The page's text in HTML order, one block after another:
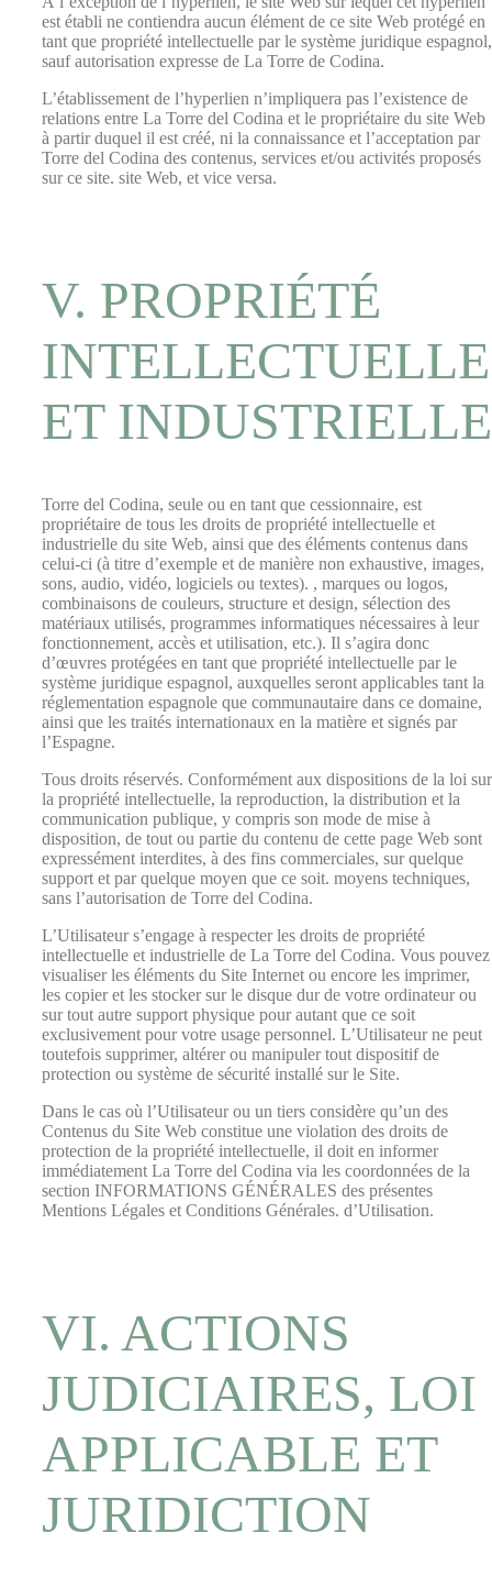
est établi ne contiendra aucun élément de ce site Web protégé en
tant que propriété intellectuelle par le système juridique espagnol,
sauf autorisation expresse de La Torre de Codina.
L’établissement de l’hyperlien n’impliquera pas l’existence de
relations entre La Torre del Codina et le propriétaire du site Web
à partir duquel il est créé, ni la connaissance et l’acceptation par
Torre del Codina des contenus, services et/ou activités proposés
sur ce site. site Web, et vice versa.
V. PROPRIÉTÉ
INTELLECTUELLE
ET INDUSTRIELLE
Torre del Codina, seule ou en tant que cessionnaire, est
propriétaire de tous les droits de propriété intellectuelle et
industrielle du site Web, ainsi que des éléments contenus dans
celui-ci (à titre d’exemple et de manière non exhaustive, images,
sons, audio, vidéo, logiciels ou textes). , marques ou logos,
combinaisons de couleurs, structure et design, sélection des
matériaux utilisés, programmes informatiques nécessaires à leur
fonctionnement, accès et utilisation, etc.). Il s’agira donc
d’œuvres protégées en tant que propriété intellectuelle par le
système juridique espagnol, auxquelles seront applicables tant la
réglementation espagnole que communautaire dans ce domaine,
ainsi que les traités internationaux en la matière et signés par
l’Espagne.
Tous droits réservés. Conformément aux dispositions de la loi sur
la propriété intellectuelle, la reproduction, la distribution et la
communication publique, y compris son mode de mise à
disposition, de tout ou partie du contenu de cette page Web sont
expressément interdites, à des fins commerciales, sur quelque
support et par quelque moyen que ce soit. moyens techniques,
sans l’autorisation de Torre del Codina.
L’Utilisateur s’engage à respecter les droits de propriété
intellectuelle et industrielle de La Torre del Codina. Vous pouvez
visualiser les éléments du Site Internet ou encore les imprimer,
les copier et les stocker sur le disque dur de votre ordinateur ou
sur tout autre support physique pour autant que ce soit
exclusivement pour votre usage personnel. L’Utilisateur ne peut
toutefois supprimer, altérer ou manipuler tout dispositif de
protection ou système de sécurité installé sur le Site.
Dans le cas où l’Utilisateur ou un tiers considère qu’un des
Contenus du Site Web constitue une violation des droits de
protection de la propriété intellectuelle, il doit en informer
immédiatement La Torre del Codina via les coordonnées de la
section INFORMATIONS GÉNÉRALES des présentes
Mentions Légales et Conditions Générales. d’Utilisation.
VI. ACTIONS
JUDICIAIRES, LOI
APPLICABLE ET
JURIDICTION